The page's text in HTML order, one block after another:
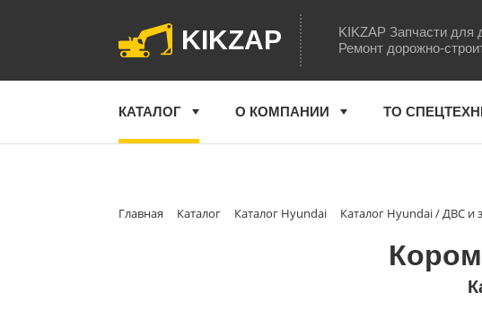
KIKZAP
KIKZAP Запчасти для
Ремонт дорожно-
КАТАЛОГ О КОМПАНИИ ТО
Главная Каталог Каталог Hyundai Каталог Hyundai / ДВС и